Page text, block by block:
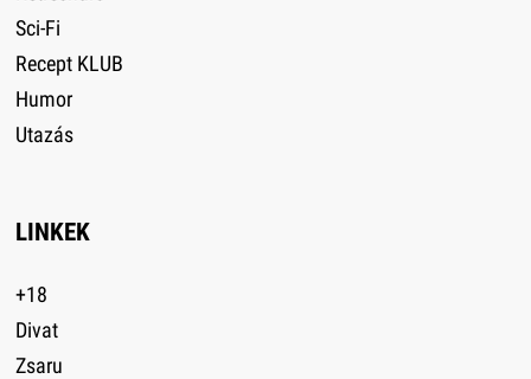
Sci-Fi
Recept KLUB
Humor
Utazás
LINKEK
+18
Divat
Zsaru